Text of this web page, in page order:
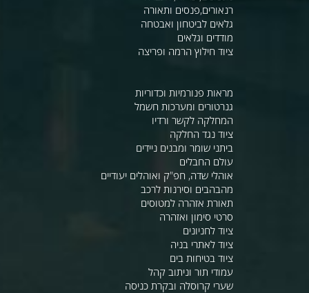
רנאורים,פנסים ותאורה
גלאים לביטחון ואבטחה
מודדים וגלאים
ציוד חילוץ הרמה ופריצה
מראות פנורמיות וכדוריות
גנרטורים ומערכות חשמל
המחלקה לקשר ורדיו
ציוד נגד החלקה
ביתני שומר ומבנים ניידים
עולם החבלים
אוהלי שדה, חפ"ק ואוהלים יעודיים
מהבהבים וסירנות לרכב
תאורת אזהרה למטוסים
סרטי סימון ואזהרה
ציוד לחניונים
ציוד לאתרי בניה
ציוד בטיחות בים
עמודי תור וניתוב קהל
שערי קרוסלה ובקרת כניסה